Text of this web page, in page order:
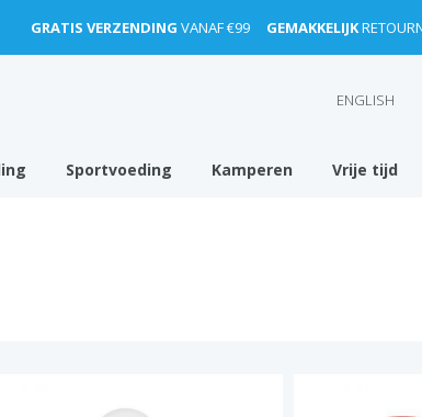
GRATIS VERZENDING VANAF €99 GEMAKKELIJK
ENGLISH
Sportvoeding Kamperen Vrije tijd